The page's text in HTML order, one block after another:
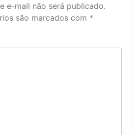
e-mail não será publicado.
são marcados com *